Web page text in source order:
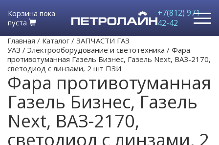
Корзина пока
пуста
+7(812) 971-
42-42
Главная / Каталог / ЗАПЧАСТИ ГАЗ
УАЗ / Электрооборудование и светотехника / Фара
противотуманная Газель Бизнес, Газель Next, ВАЗ-2170,
светодиод с линзами, 2 шт ПЗИ
Фара противотуманная
Газель Бизнес, Газель
Next, ВАЗ-2170,
светодиод с линзами, 2